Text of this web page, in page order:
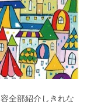
全部紹介しきれな